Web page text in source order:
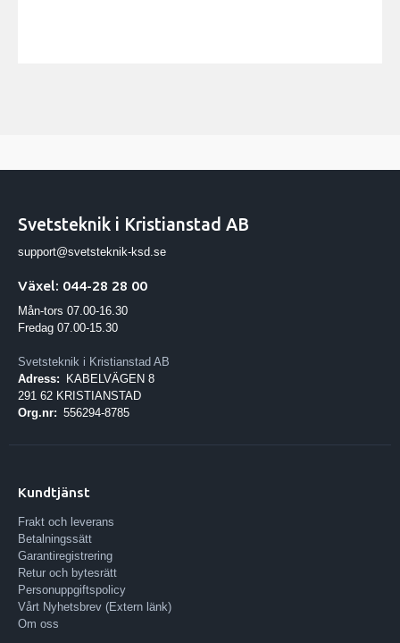
Svetsteknik i Kristianstad AB
support@svetsteknik-ksd.se
Växel: 044-28 28 00
Mån-tors 07.00-16.30
Fredag 07.00-15.30
Svetsteknik i Kristianstad AB
Adress:
KABELVÄGEN 8
291 62 KRISTIANSTAD
Org.nr: 556294-8785
Kundtjänst
Frakt och leverans
Betalningssätt
Garantiregistrering
Retur och bytesrätt
Personuppgiftspolicy
Vårt Nyhetsbrev (Extern länk)
Om oss